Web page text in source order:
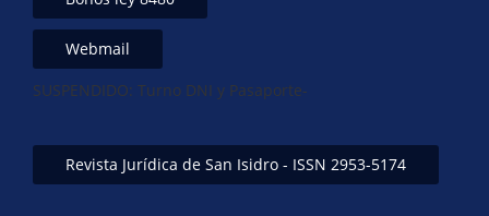
Webmail
SUSPENDIDO: Turno DNI y Pasaporte-
Revista Jurídica de San Isidro - ISSN 2953-5174